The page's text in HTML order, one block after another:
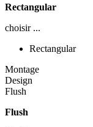
Rectangular
choisir ...
Rectangular
Montage
Design
Flush
Flush